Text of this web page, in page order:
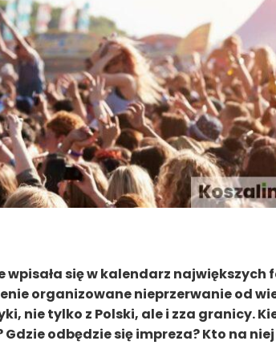
wpisała się w kalendarz największych
organizowane nieprzerwanie od
nie tylko z Polski, ale i zza granicy.
Gdzie odbędzie się impreza? Kto na